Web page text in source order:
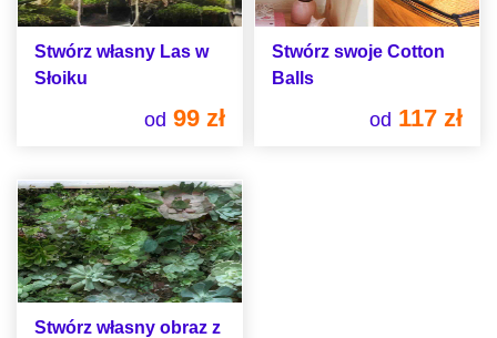
Stwórz własny Las w
Słoiku
od 99 zł
Stwórz swoje Cotton
Balls
od 117 zł
Stwórz własny obraz z